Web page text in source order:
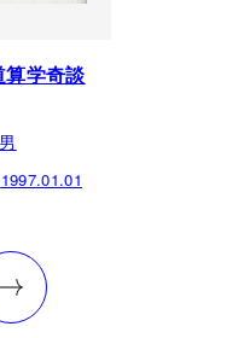
算学奇談
1997.01.01